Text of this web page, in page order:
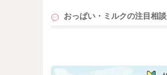
おっぱい・ミルクの注目相談